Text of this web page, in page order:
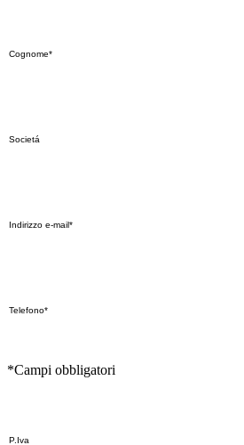
*Campi obbligatori